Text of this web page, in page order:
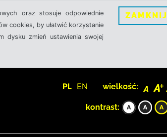
oraz stosuje odpowiednie
cookies, by ułatwić korzystanie
dysku zmień ustawienia swojej
ZAMKNIJ
PL EN wielkość:
kontrast: